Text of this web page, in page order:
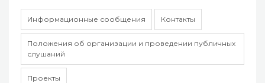
Информационные сообщения Контакты
Положения об организации и проведении публичных
слушаний
Проекты